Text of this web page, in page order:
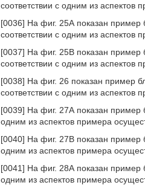
соответствии с одним из аспектов
[0036] На фиг. 25А показан пример
соответствии с одним из аспектов
[0037] На фиг. 25В показан пример
соответствии с одним из аспектов
[0038] На фиг. 26 показан пример
соответствии с одним из аспектов
[0039] На фиг. 27А показан пример
одним из аспектов примера
[0040] На фиг. 27В показан пример
одним из аспектов примера
[0041] На фиг. 28А показан пример
одним из аспектов примера